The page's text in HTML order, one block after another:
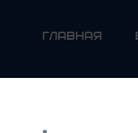
ГЛАВНАЯ